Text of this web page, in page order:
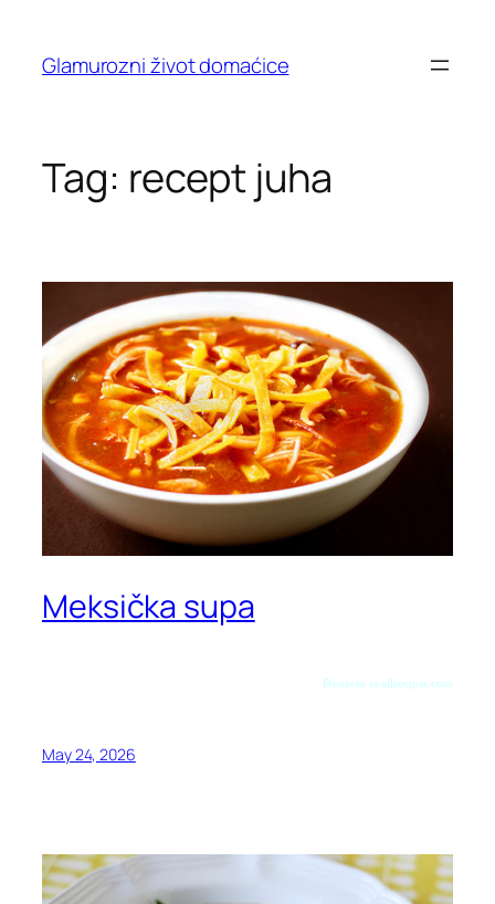
content
Glamurozni život domaćice
Tag: recept juha
Meksička supa
Preuzeto sa allrecipes.com
May 24, 2026